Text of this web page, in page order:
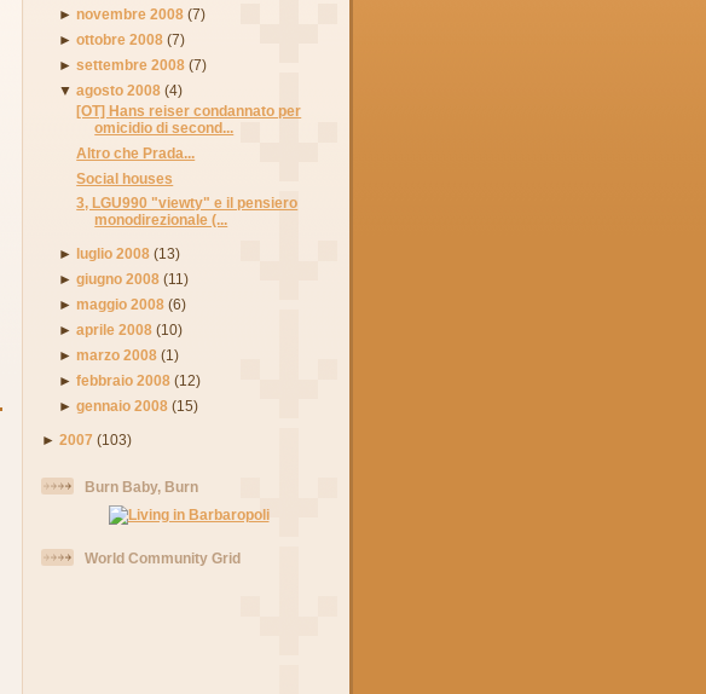
►novembre 2008 (7)
►ottobre 2008 (7)
►settembre 2008 (7)
▼agosto 2008 (4)
[OT] Hans reiser condannato per
omicidio di second...
Altro che Prada...
Social houses
3, LGU990 "viewty" e il pensiero
monodirezionale (...
► luglio 2008 (13)
►giugno 2008 (11)
►maggio 2008 (6)
►aprile 2008 (10)
►marzo 2008 (1)
►febbraio 2008 (12)
►gennaio 2008 (15)
► 2007 (103)
Burn Baby, Burn
World Community Grid